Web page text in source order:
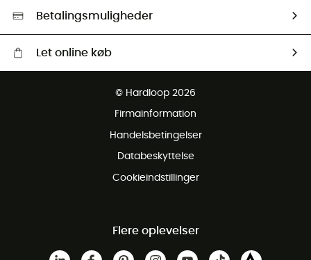
HardGreen Udvalg
Betalingsmuligheder
Let online køb
Gratis retur inden for 100 dage
© Hardloop 2026
Firmainformation
Handelsbetingelser
Databeskyttelse
Cookieindstillinger
Flere oplevelser